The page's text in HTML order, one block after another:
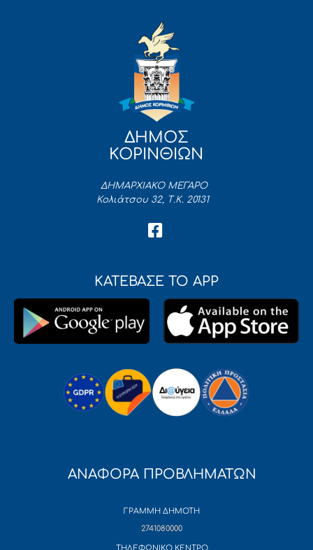
ΔΗΜΟΣ
ΚΟΡΙΝΘΙΩΝ
ΔΗΜΑΡΧΙΑΚΟ ΜΕΓΑΡΟ
Κολιάτσου 32, Τ.Κ. 20131
ΚΑΤΕΒΑΣΕ ΤΟ APP
ΑΝΑΦΟΡΑ ΠΡΟΒΛΗΜΑΤΩΝ
ΓΡΑΜΜΗ ΔΗΜΟΤΗ
2741080000